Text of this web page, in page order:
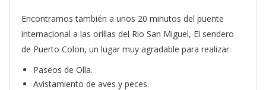
Encontramos también a unos 20 minutos del puente
internacional a las orillas del Rio San Miguel, El sendero
de Puerto Colon, un lugar muy agradable para realizar:
Paseos de Olla.
Avistamiento de aves y peces.